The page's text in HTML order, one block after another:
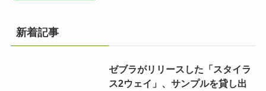
新着記事
ゼブラがリリースした「スタイラ
ス2ウェイ」、サンプルを貸し出